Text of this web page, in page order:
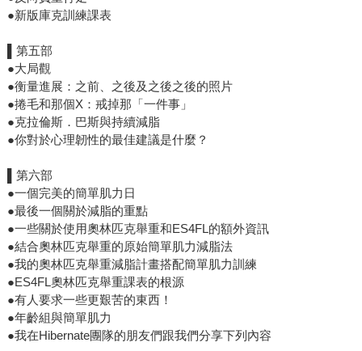
●新版庫克訓練課表
▌第五部
●大局觀
●衡量進展：之前、之後及之後之後的照片
●捲毛和那個X：戒掉那「一件事」
●克拉倫斯．巴斯與持續減脂
●你對於心理韌性的最佳建議是什麼？
▌第六部
●一個完美的簡單肌力日
●最後一個關於減脂的重點
●一些關於使用奧林匹克舉重和ES4FL的額外資訊
●結合奧林匹克舉重的原始簡單肌力減脂法
●我的奧林匹克舉重減脂計畫搭配簡單肌力訓練
●ES4FL奧林匹克舉重課表的根源
●有人要求一些更艱苦的東西！
●年齡組與簡單肌力
●我在Hibernate團隊的朋友們跟我們分享下列內容